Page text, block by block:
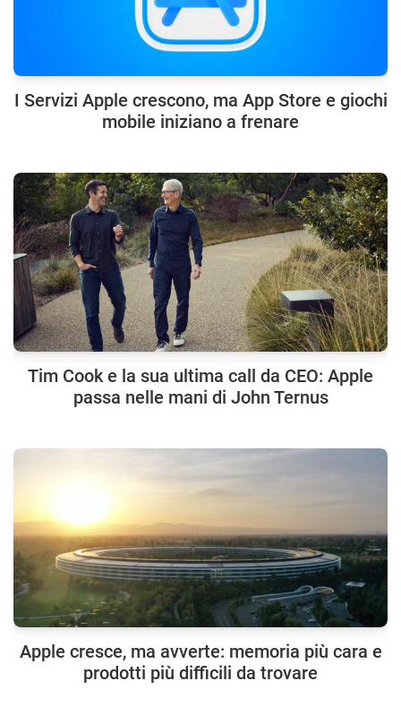
I Servizi Apple crescono, ma App Store e giochi
mobile iniziano a frenare
Tim Cook e la sua ultima call da CEO: Apple
passa nelle mani di John Ternus
Apple cresce, ma avverte: memoria più cara e
prodotti più difficili da trovare